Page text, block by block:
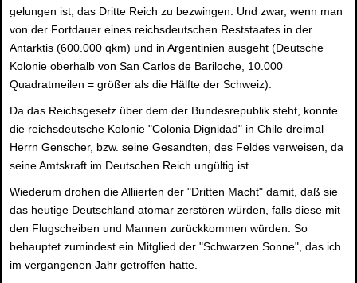
gelungen ist, das Dritte Reich zu bezwingen. Und zwar, wenn man
von der Fortdauer eines reichsdeutschen Reststaates in der
Antarktis (600.000 qkm) und in Argentinien ausgeht (Deutsche
Kolonie oberhalb von San Carlos de Bariloche, 10.000
Quadratmeilen = größer als die Hälfte der Schweiz).
Da das Reichsgesetz über dem der Bundesrepublik steht, konnte
die reichsdeutsche Kolonie "Colonia Dignidad" in Chile dreimal
Herrn Genscher, bzw. seine Gesandten, des Feldes verweisen, da
seine Amtskraft im Deutschen Reich ungültig ist.
Wiederum drohen die Alliierten der "Dritten Macht" damit, daß sie
das heutige Deutschland atomar zerstören würden, falls diese mit
den Flugscheiben und Mannen zurückkommen würden. So
behauptet zumindest ein Mitglied der "Schwarzen Sonne", das ich
im vergangenen Jahr getroffen hatte.